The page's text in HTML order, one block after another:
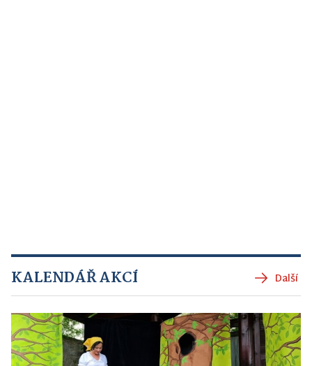
KALENDÁŘ AKCÍ Další